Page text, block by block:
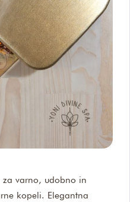
za varno, udobno in
kopeli. Elegantna